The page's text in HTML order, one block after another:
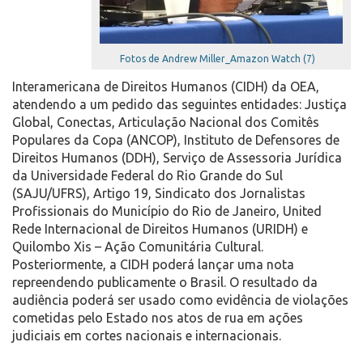
Fotos de Andrew Miller_Amazon Watch (7)
Interamericana de Direitos Humanos (CIDH) da OEA,
atendendo a um pedido das seguintes entidades: Justiça
Global, Conectas, Articulação Nacional dos Comitês
Populares da Copa (ANCOP), Instituto de Defensores de
Direitos Humanos (DDH), Serviço de Assessoria Jurídica
da Universidade Federal do Rio Grande do Sul
(SAJU/UFRS), Artigo 19, Sindicato dos Jornalistas
Profissionais do Município do Rio de Janeiro, United
Rede Internacional de Direitos Humanos (URIDH) e
Quilombo Xis – Ação Comunitária Cultural.
Posteriormente, a CIDH poderá lançar uma nota
repreendendo publicamente o Brasil. O resultado da
audiência poderá ser usado como evidência de violações
cometidas pelo Estado nos atos de rua em ações
judiciais em cortes nacionais e internacionais.